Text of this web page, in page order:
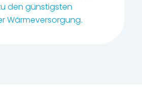
den günstigsten
Wärmeversorgung.